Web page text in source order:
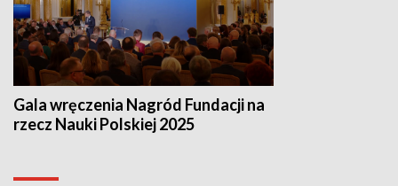
Gala wręczenia Nagród Fundacji na
rzecz Nauki Polskiej 2025